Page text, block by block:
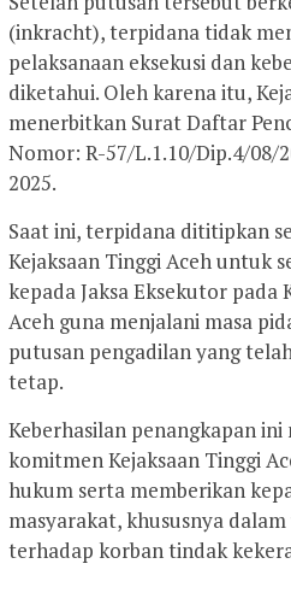
(inkracht), terpidana tidak
pelaksanaan eksekusi dan
diketahui. Oleh karena itu,
menerbitkan Surat Daftar
Nomor: R-57/L.1.10/Dip.4/08/
2025.
Saat ini, terpidana dititipkan
Kejaksaan Tinggi Aceh untuk
kepada Jaksa Eksekutor pada
Aceh guna menjalani masa
putusan pengadilan yang
tetap.
Keberhasilan penangkapan
komitmen Kejaksaan Tinggi
hukum serta memberikan
masyarakat, khususnya
terhadap korban tindak